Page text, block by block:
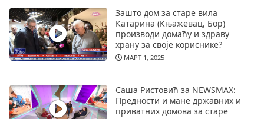
Зашто дом за старе вила
Катарина (Књажевац, Бор)
производи домаћу и здраву
храну за своје кориснике?
МАРТ 1, 2025
Саша Ристовић за NEWSMAX:
Предности и мане државних и
приватних домова за старе